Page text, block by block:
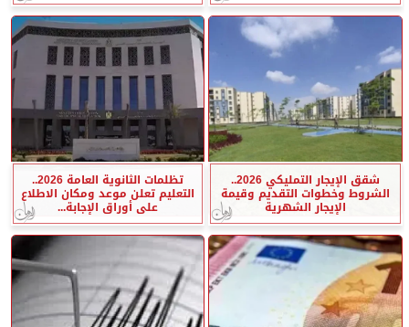
شقق الإيجار التمليكي 2026..
الشروط وخطوات التقديم وقيمة
الإيجار الشهرية
تظلمات الثانوية العامة 2026..
التعليم تعلن موعد ومكان الاطلاع
على أوراق الإجابة...